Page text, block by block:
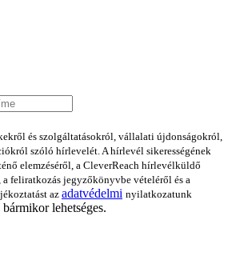
és szolgáltatásokról, vállalati újdonságokról,
szóló hírlevelét. A hírlevél sikerességének
elemzéséről, a CleverReach hírlevélküldő
feliratkozás jegyzőkönyvbe vételéről és a
az adatvédelmi nyilatkozatunk
lehetséges.